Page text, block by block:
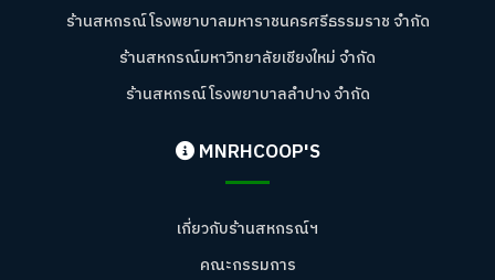
ร้านสหกรณ์โรงพยาบาลมหาราชนครศรีธรรมราช จำกัด
ร้านสหกรณ์มหาวิทยาลัยเชียงใหม่ จำกัด
ร้านสหกรณ์โรงพยาบาลลำปาง จำกัด
MNRHCOOP'S
เกี่ยวกับร้านสหกรณ์ฯ
คณะกรรมการ